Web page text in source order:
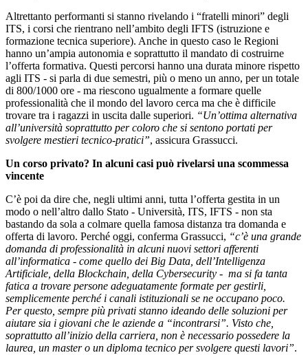
Altrettanto performanti si stanno rivelando i “fratelli minori” degli
ITS, i corsi che rientrano nell’ambito degli IFTS (istruzione e
formazione tecnica superiore). Anche in questo caso le Regioni
hanno un’ampia autonomia e soprattutto il mandato di costruirne
l’offerta formativa. Questi percorsi hanno una durata minore rispetto
agli ITS - si parla di due semestri, più o meno un anno, per un totale
di 800/1000 ore - ma riescono ugualmente a formare quelle
professionalità che il mondo del lavoro cerca ma che è difficile
trovare tra i ragazzi in uscita dalle superiori. “Un’ottima alternativa
all’università soprattutto per coloro che si sentono portati per
svolgere mestieri tecnico-pratici”, assicura Grassucci.
Un corso privato? In alcuni casi può rivelarsi una scommessa
vincente
C’è poi da dire che, negli ultimi anni, tutta l’offerta gestita in un
modo o nell’altro dallo Stato - Università, ITS, IFTS - non sta
bastando da sola a colmare quella famosa distanza tra domanda e
offerta di lavoro. Perché oggi, conferma Grassucci, “c’è una grande
domanda di professionalità in alcuni nuovi settori afferenti
all’informatica - come quello dei Big Data, dell’Intelligenza
Artificiale, della Blockchain, della Cybersecurity - ma si fa tanta
fatica a trovare persone adeguatamente formate per gestirli,
semplicemente perché i canali istituzionali se ne occupano poco.
Per questo, sempre più privati stanno ideando delle soluzioni per
aiutare sia i giovani che le aziende a “incontrarsi”. Visto che,
soprattutto all’inizio della carriera, non è necessario possedere la
laurea, un master o un diploma tecnico per svolgere questi lavori”.